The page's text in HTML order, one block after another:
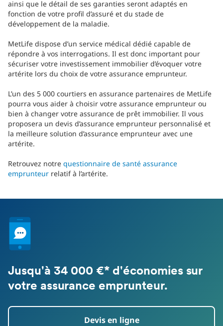
ainsi que le détail de ses garanties seront adaptés en
fonction de votre profil d’assuré et du stade de
développement de la maladie.
MetLife dispose d’un service médical dédié capable de
répondre à vos interrogations. Il est donc important pour
sécuriser votre investissement immobilier d’évoquer votre
artérite lors du choix de votre assurance emprunteur.
L’un des 5 000 courtiers en assurance partenaires de MetLife
pourra vous aider à choisir votre assurance emprunteur ou
bien à changer votre assurance de prêt immobilier. Il vous
proposera un devis d’assurance emprunteur personnalisé et
la meilleure solution d’assurance emprunteur avec une
artérite.
Retrouvez notre questionnaire de santé assurance
emprunteur relatif à l’artérite.
Jusqu'à 34 000 €* d'économies sur
votre assurance emprunteur.
Devis en ligne